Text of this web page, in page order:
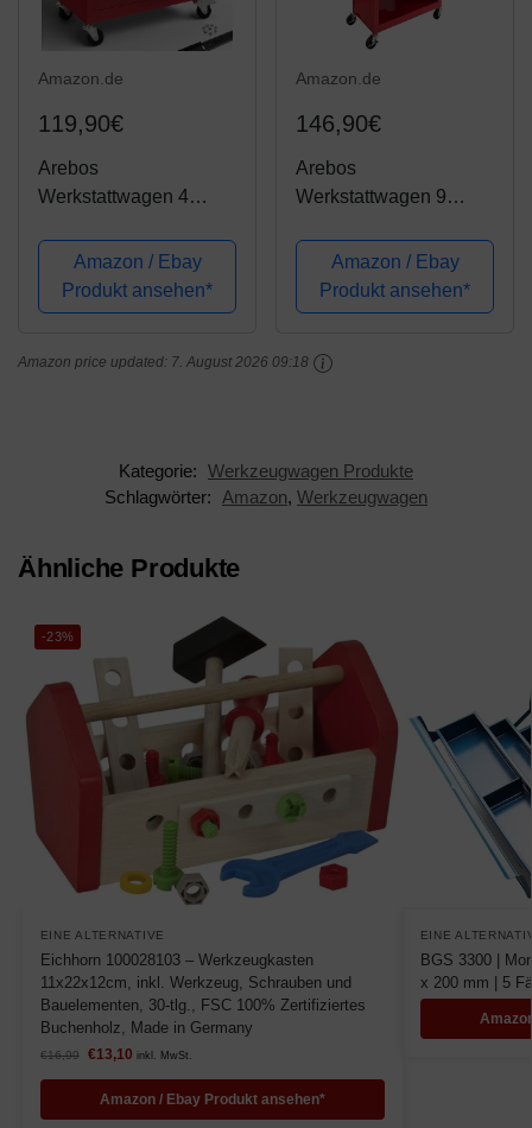
Amazon.de
119,90€
Arebos
Werkstattwagen 4
Fach/mit
Antirutschmatten / 2
Rollen mit
Amazon / Ebay
Produkt ansehen*
Amazon.de
146,90€
Arebos
Werkstattwagen 9
abschließbar/Anti-
Rutschbeschichtung/R
äder mit
es Metall/rot oder
Amazon / Ebay
Produkt ansehen*
Amazon price updated: 7. August 2026 09:18
Kategorie: Werkzeugwagen Produkte
Schlagwörter:
Amazon, Werkzeugwagen
Ähnliche Produkte
-23%
EINE ALTERNATIVE
Eichhorn 100028103 – Werkzeugkasten
11x22x12cm, inkl. Werkzeug, Schrauben und
Bauelementen, 30-tlg., FSC 100% Zertifiziertes
Buchenholz, Made in Germany
€16,99 €13,10 inkl. MwSt.
Amazon / Ebay Produkt ansehen*
EINE
BGS 3300 |
x 200 mm | 5